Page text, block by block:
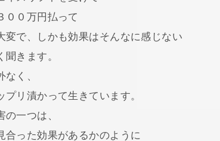
００万円払って
変で、しかも効果はそんなに感じない
聞きます。
く、
プリ漬かって生きています。
一つは、
合った効果があるかのように